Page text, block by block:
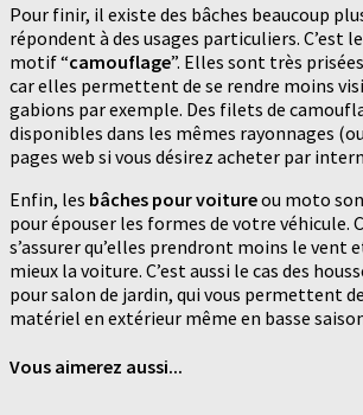
Pour finir, il existe des bâches beaucoup
répondent à des usages particuliers. C’est
motif “camouflage”. Elles sont très
car elles permettent de se rendre moins
gabions par exemple. Des filets de
disponibles dans les mêmes rayonnages
pages web si vous désirez acheter par
Enfin, les bâches pour voitureou moto
pour épouser les formes de votre véhicule.
s’assurer qu’elles prendront moins le vent
mieux la voiture. C’est aussi le cas des
pour salon de jardin, qui vous permettent
matériel en extérieur même en basse
Vous aimerez aussi...